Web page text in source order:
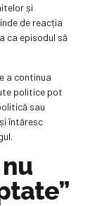
și
de reacția
ca episodul să
a continua
politice pot
sau
întăresc